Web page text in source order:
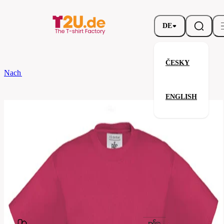
DE
ČESKY
ENGLISH
Nach dem Brand
Parameter
Marke
Verwandte Produkte